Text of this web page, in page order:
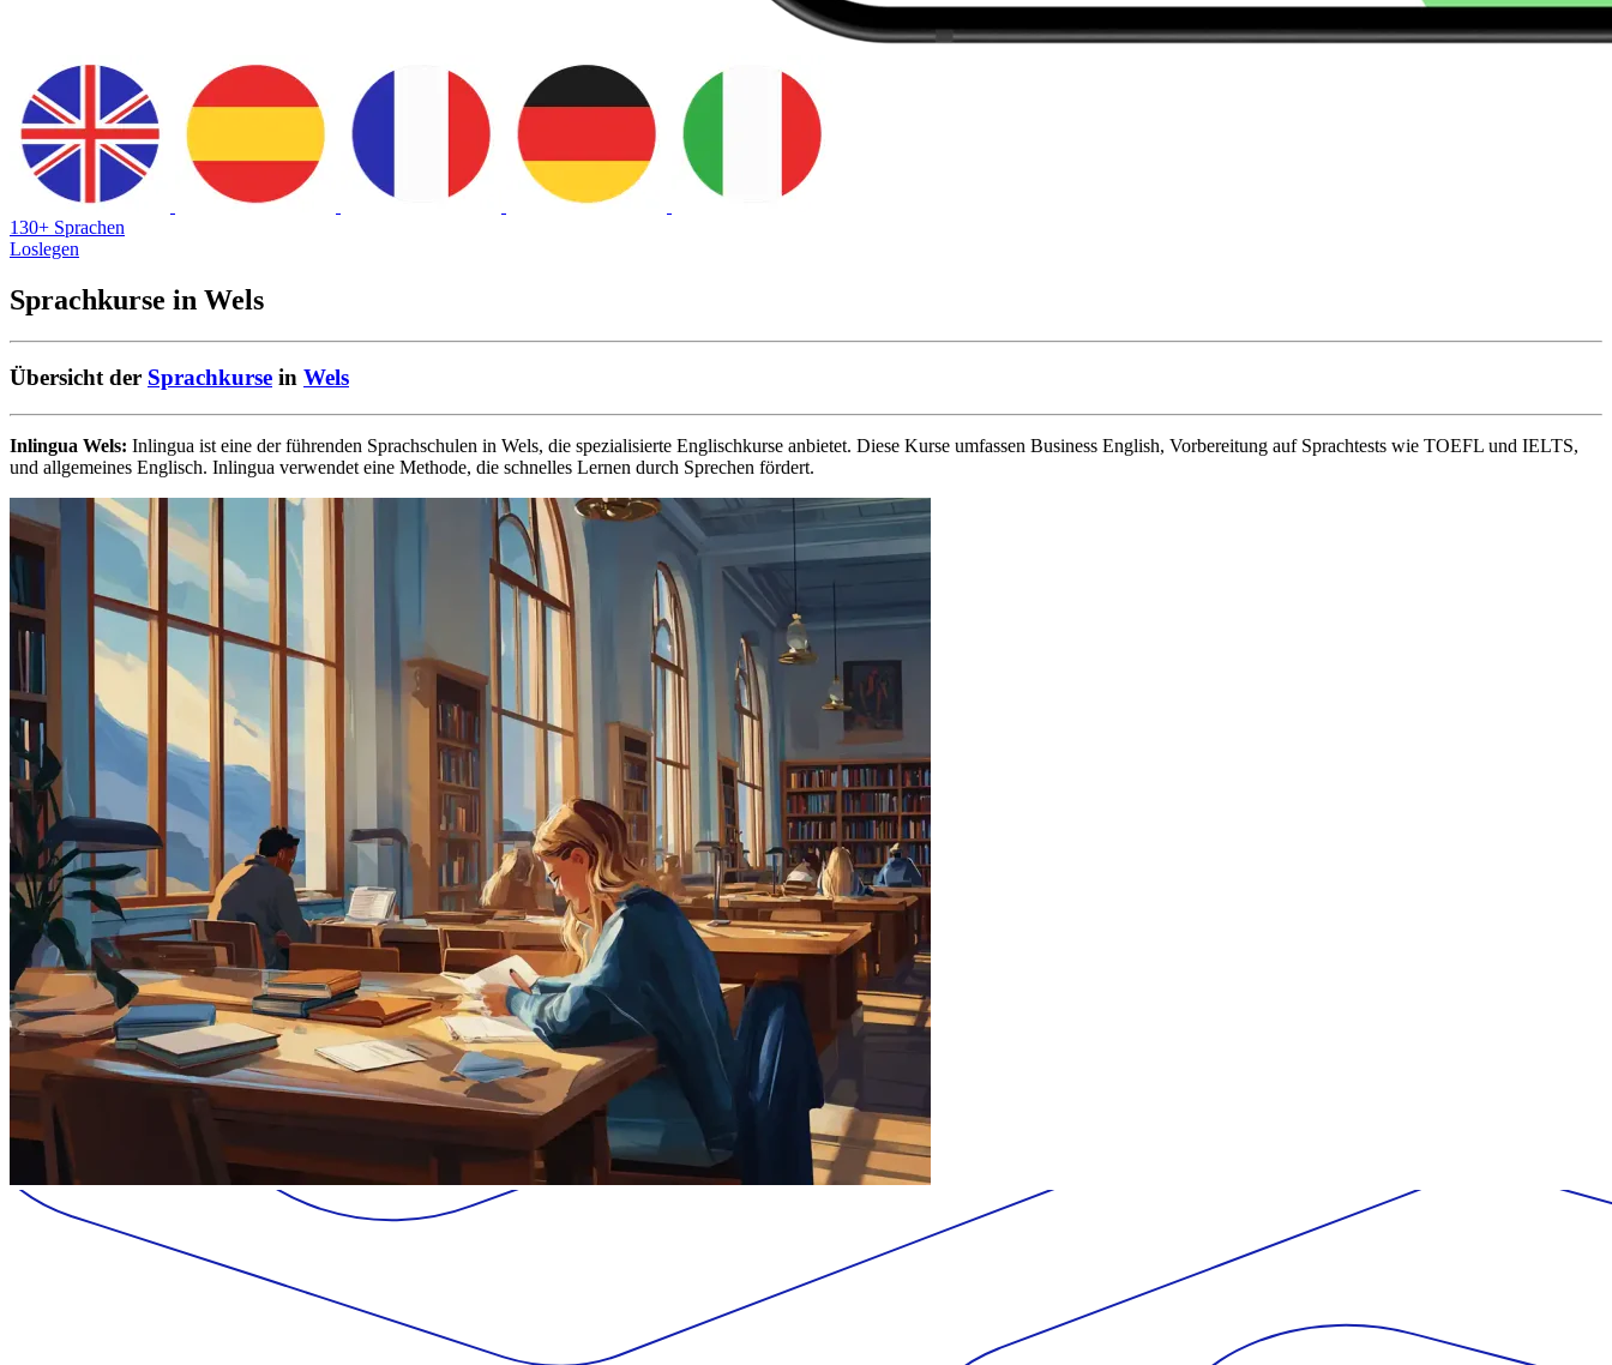
130+ Sprachen
Loslegen
Sprachkurse in Wels
Übersicht der Sprachkurse in Wels
Inlingua Wels: Inlingua ist eine der führenden Sprachschulen in Wels, die spezialisierte Englischkurse anbietet. Diese Kurse umfassen Business English, Vorbereitung auf Sprachtests wie TOEFL und IELTS,
und allgemeines Englisch. Inlingua verwendet eine Methode, die schnelles Lernen durch Sprechen fördert.